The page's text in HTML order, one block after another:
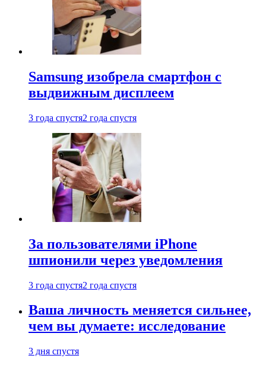
Samsung изобрела смартфон с
выдвижным дисплеем
3 года спустя2 года спустя
За пользователями iPhone
шпионили через уведомления
3 года спустя2 года спустя
Ваша личность меняется сильнее,
чем вы думаете: исследование
3 дня спустя